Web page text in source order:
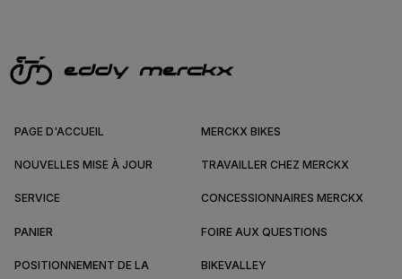
PAGE D'ACCUEIL MERCKX BIKES
NOUVELLES MISE À JOUR TRAVAILLER CHEZ MERCKX
SERVICE CONCESSIONNAIRES MERCKX
PANIER FOIRE AUX QUESTIONS
POSITIONNEMENT DE LA BIKEVALLEY